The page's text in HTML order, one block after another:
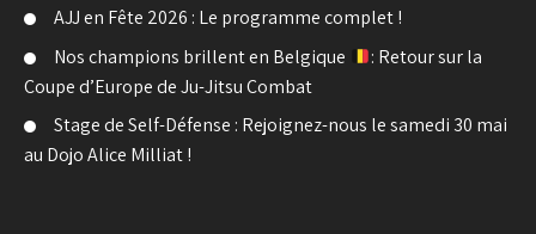
AJJ en Fête 2026 : Le programme complet !
Nos champions brillent en Belgique
: Retour sur la
Coupe d’Europe de Ju-Jitsu Combat
Stage de Self-Défense : Rejoignez-nous le samedi 30 mai
au Dojo Alice Milliat !